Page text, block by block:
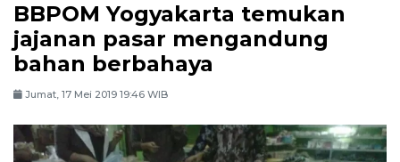
BBPOM Yogyakarta temukan
jajanan pasar mengandung
bahan berbahaya
Jumat, 17 Mei 2019 19:46 WIB